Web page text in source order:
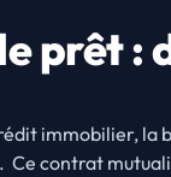
prêt :
immobilier, la
Ce contrat